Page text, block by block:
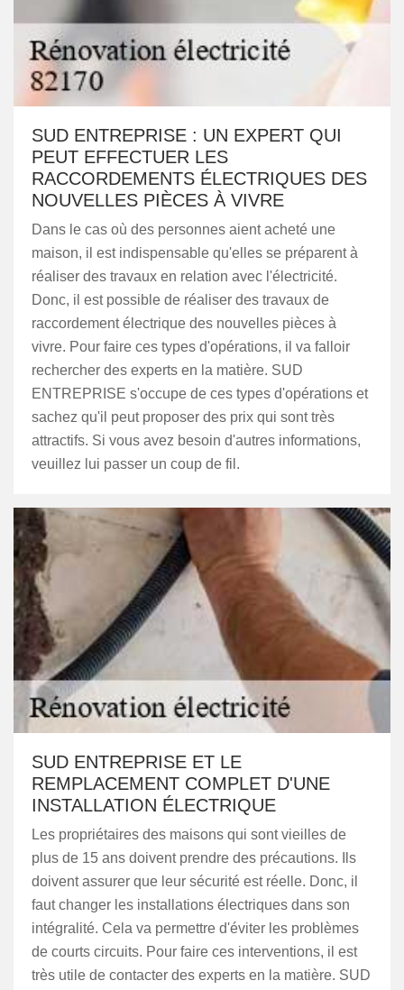
SUD ENTREPRISE : UN EXPERT QUI
PEUT EFFECTUER LES
RACCORDEMENTS ÉLECTRIQUES DES
NOUVELLES PIÈCES À VIVRE
Dans le cas où des personnes aient acheté une
maison, il est indispensable qu'elles se préparent à
réaliser des travaux en relation avec l'électricité.
Donc, il est possible de réaliser des travaux de
raccordement électrique des nouvelles pièces à
vivre. Pour faire ces types d'opérations, il va falloir
rechercher des experts en la matière. SUD
ENTREPRISE s'occupe de ces types d'opérations et
sachez qu'il peut proposer des prix qui sont très
attractifs. Si vous avez besoin d'autres informations,
veuillez lui passer un coup de fil.
SUD ENTREPRISE ET LE
REMPLACEMENT COMPLET D'UNE
INSTALLATION ÉLECTRIQUE
Les propriétaires des maisons qui sont vieilles de
plus de 15 ans doivent prendre des précautions. Ils
doivent assurer que leur sécurité est réelle. Donc, il
faut changer les installations électriques dans son
intégralité. Cela va permettre d'éviter les problèmes
de courts circuits. Pour faire ces interventions, il est
très utile de contacter des experts en la matière. SUD